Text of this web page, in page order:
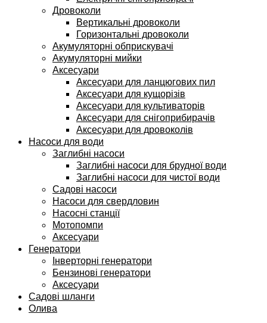
Дровоколи
Вертикальні дровоколи
Горизонтальні дровоколи
Акумуляторні обприскувачі
Акумуляторні мийки
Аксесуари
Аксесуари для ланцюгових пил
Аксесуари для кущорізів
Аксесуари для культиваторів
Аксесуари для снігоприбирачів
Аксесуари для дровоколів
Насоси для води
Заглибні насоси
Заглибні насоси для брудної води
Заглибні насоси для чистої води
Садові насоси
Насоси для свердловин
Насосні станції
Мотопомпи
Аксесуари
Генератори
Інверторні генератори
Бензинові генератори
Аксесуари
Садові шланги
Олива